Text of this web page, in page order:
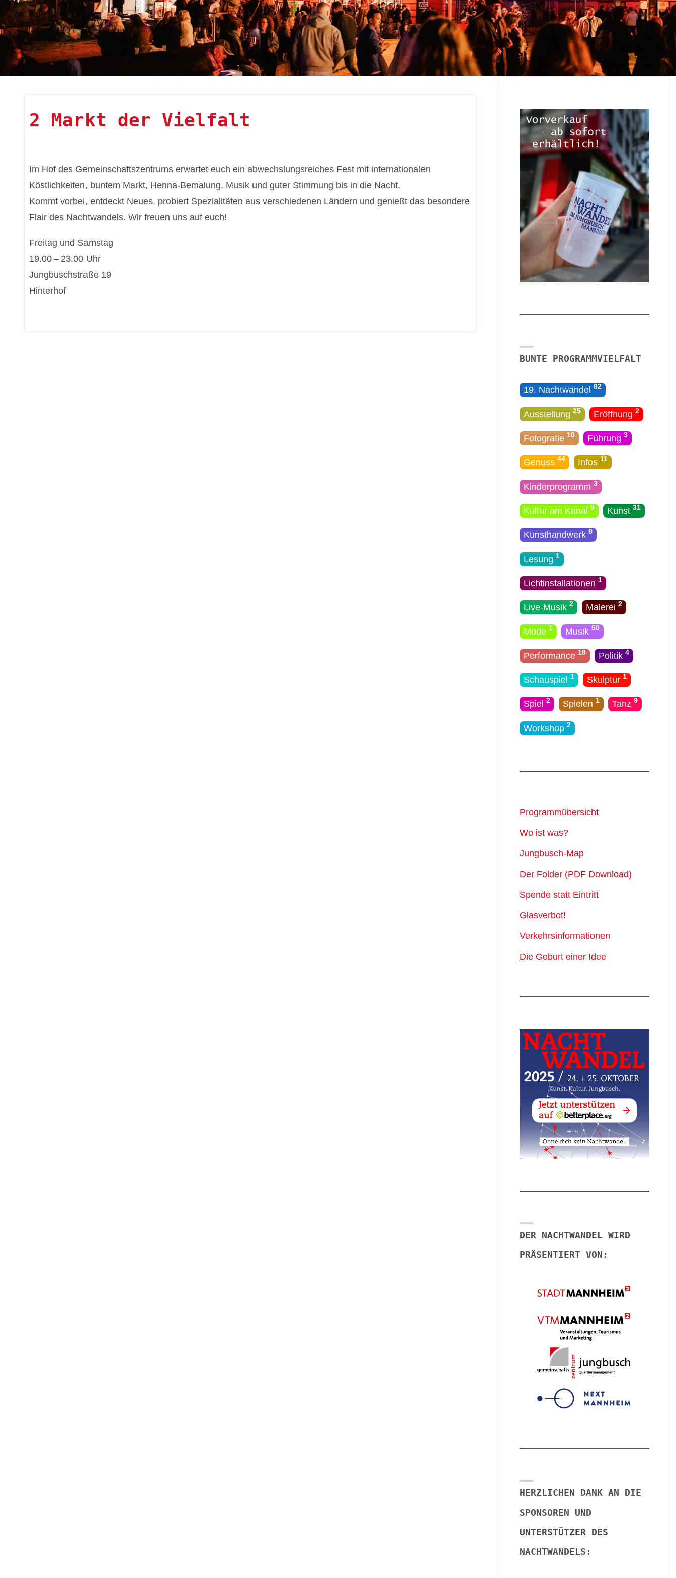
2 Markt der Vielfalt
Im Hof des Gemeinschaftszentrums erwartet euch ein abwechslungsreiches Fest mit internationalen
Köstlichkeiten, buntem Markt, Henna-Bemalung, Musik und guter Stimmung bis in die Nacht.
Kommt vorbei, entdeckt Neues, probiert Spezialitäten aus verschiedenen Ländern und genießt das besondere
Flair des Nachtwandels. Wir freuen uns auf euch!
Freitag und Samstag
19.00 – 23.00 Uhr
Jungbuschstraße 19
Hinterhof
BUNTE PROGRAMMVIELFALT
19. Nachtwandel 82
Ausstellung 25 Eröffnung 2
Fotografie 10 Führung 3
Genuss 44 Infos 11
Kinderprogramm 3
Kultur am Kanal 9 Kunst 31
Kunsthandwerk 8
Lesung 1
Licht­installationen 1
Live-Musik 2 Malerei 2
Mode 1 Musik 50
Performance 18 Politik 4
Schauspiel 1 Skulptur 1
Spiel 2 Spielen 1 Tanz 9
Workshop 2
Programmübersicht
Wo ist was?
Jungbusch-Map
Der Folder (PDF Download)
Spende statt Eintritt
Glasverbot!
Verkehrsinformationen
Die Geburt einer Idee
DER NACHTWANDEL WIRD
PRÄSENTIERT VON:
HERZLICHEN DANK AN DIE
SPONSOREN UND
UNTERSTÜTZER DES
NACHTWANDELS: